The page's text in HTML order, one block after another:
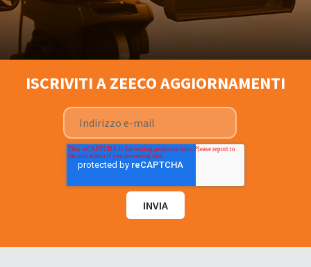
ISCRIVITI A ZEECO AGGIORNAMENTI